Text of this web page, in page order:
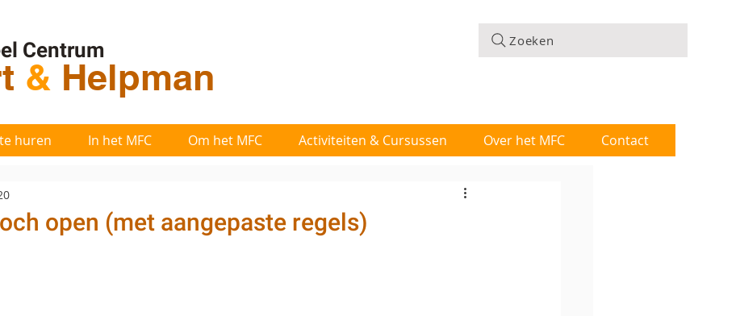
Centrum
& Helpman
Zoeken
huren In het MFC Om het MFC Activiteiten & Cursussen Over het MFC Contact
open (met aangepaste regels)